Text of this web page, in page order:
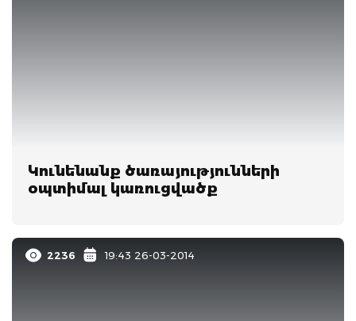
Կունենանք ծառայությունների
օպտիմալ կառուցվածք
2236 19:43 26-03-2014